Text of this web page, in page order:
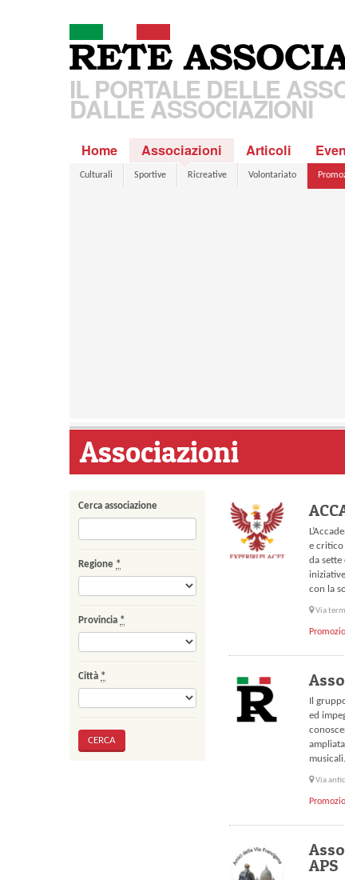
IL PORTALE DELLE
DALLE ASSOCIAZIONI
Home Associazioni Articoli
Culturali Sportive Ricreative Volontariato
Associazioni
Cerca associazione
Regione *
Provincia *
Città *
e critico
da
con la
Via
Il
ed
Via
APS